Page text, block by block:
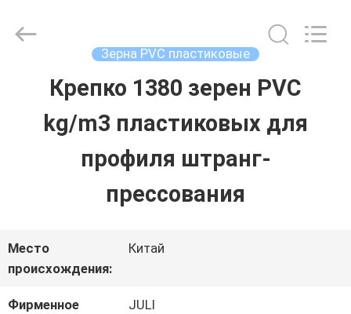
ДОМОЙ
НАС
ЭКСКУРСИЯ
LuoX
Plastic
Зерна PVC пластиковые
Крепко 1380 зерен PVC
kg/m3 пластиковых для
профиля штранг-
прессования
Место
происхождения:
Китай
Фирменное
JULI